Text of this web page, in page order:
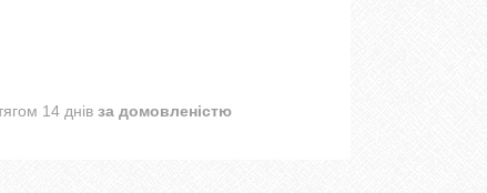
14 днів за домовленістю